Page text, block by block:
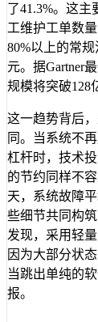
了41.3%。这
工维护工单数
80%以上的常
元。据Gartner
规模将突破128
这一趋势背后
同。当系统不
杠杆时，技术
的节约同样不
天，系统故障
些细节共同构
发现，采用轻
因为大部分状
当跳出单纯的
报。